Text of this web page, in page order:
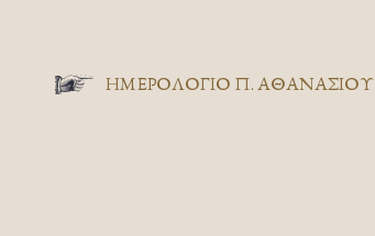
ΗΜΕΡΟΛΟΓΙΟ Π. ΑΘΑΝΑΣΙΟΥ